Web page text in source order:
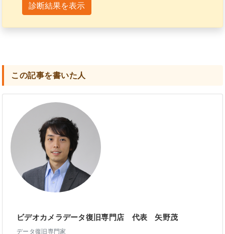
診断結果を表示
この記事を書いた人
ビデオカメラデータ復旧専門店 代表 矢野茂
データ復旧専門家